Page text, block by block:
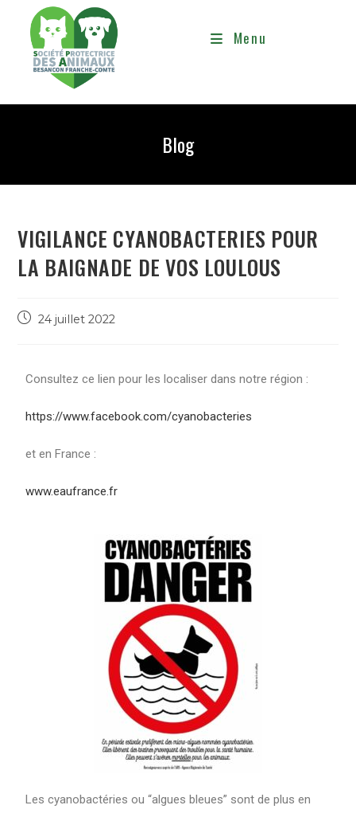
Menu
Blog
VIGILANCE CYANOBACTERIES POUR
LA BAIGNADE DE VOS LOULOUS
24 juillet 2022
Consultez ce lien pour les localiser dans notre région :
https://www.facebook.com/cyanobacteries
et en France :
www.eaufrance.fr
Les cyanobactéries ou “algues bleues” sont de plus en